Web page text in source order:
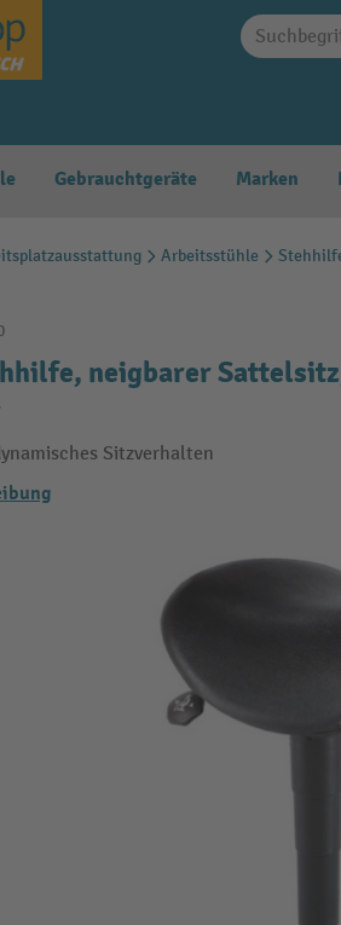
springen
Gebrauchtgeräte Marken
Arbeitsstühle
neigbarer
Sitzverhalten